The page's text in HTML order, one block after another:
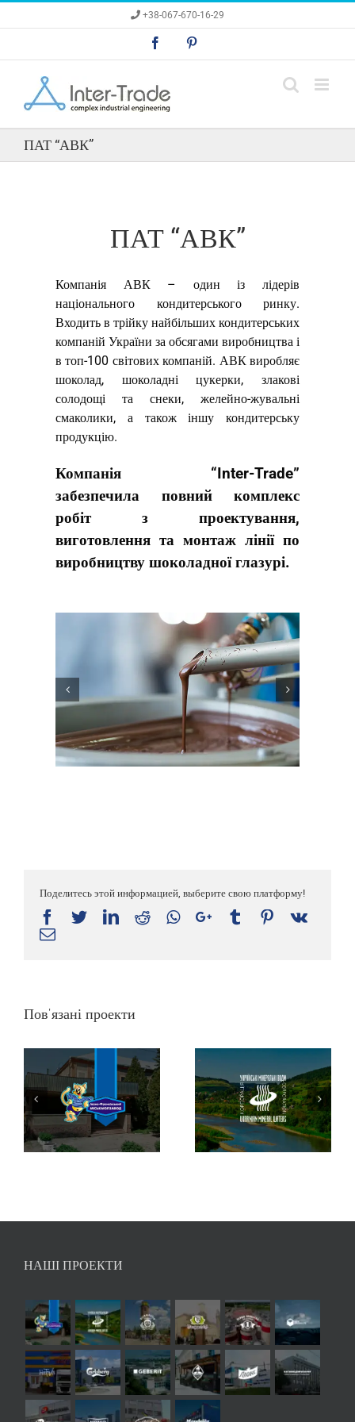
+38-067-670-16-29
Facebook
ПАТ “АВК”
ПАТ “АВК”
Компанія АВК – один із лідерів
національного кондитерського ринку.
Входить в трійку найбільших кондитерських
компаній України за обсягами виробництва і
в топ-100 світових компаній. АВК виробляє
шоколад, шоколадні цукерки, злакові
солодощі та снеки, желейно-жувальні
смаколики, а також іншу кондитерську
продукцію.
Компанія “Inter-Trade”
забезпечила повний комплекс
робіт з проектування,
виготовлення та монтаж лінії по
виробництву шоколадної глазурі.
Поделитесь этой информацией, выберите свою платформу!
Facebook
TwitterLinkedIn
RedditWhatsappGoogle+TumblrPinterest
Vk
Email
Пов'язані проекти
Івано-
Франківський
“Українські
мінеральні
води”
НАШІ ПРОЕКТИ